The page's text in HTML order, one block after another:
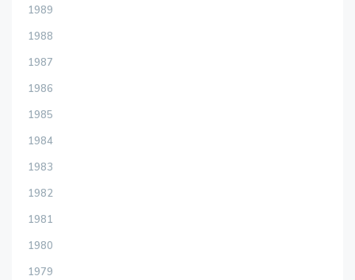
1989
1988
1987
1986
1985
1984
1983
1982
1981
1980
1979